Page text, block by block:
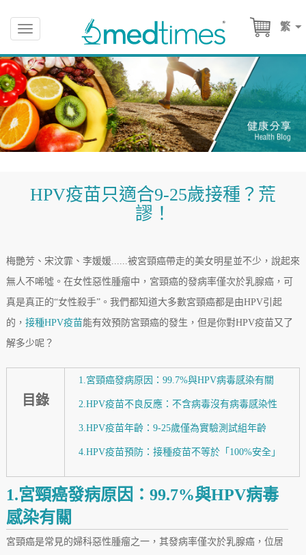
繁
Toggle
navigation
HPV疫苗只適合9-25歲接種？荒
謬！
梅艷芳、宋汶霏、李媛媛......被宮頸癌帶走的美女明星並不少，說起來
無人不唏噓。在女性惡性腫瘤中，宮頸癌的發病率僅次於乳腺癌，可
真是真正的“女性殺手”。我們都知道大多數宮頸癌都是由HPV引起
的， 接種HPV疫苗能有效預防宮頸癌的發生，但是你對HPV疫苗又了
解多少呢？
目錄
1.宮頸癌發病原因：99.7%與HPV病毒感染有關
2.HPV疫苗不良反應：不含病毒沒有病毒感染性
3.HPV疫苗年齡：9-25歲僅為實驗測試組年齡
4.HPV疫苗預防：接種疫苗不等於「100%安全」
1.宮頸癌發病原因：99.7%與HPV病毒
感染有關
宮頸癌是常見的婦科惡性腫瘤之一，其發病率僅次於乳腺癌，位居